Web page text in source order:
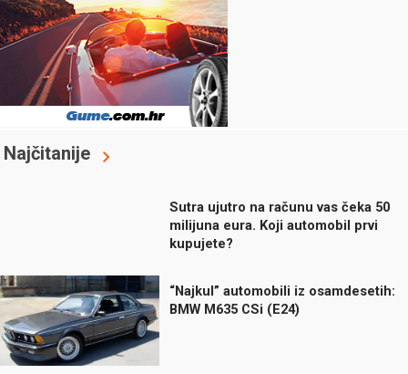
Najčitanije
Sutra ujutro na računu vas čeka 50
milijuna eura. Koji automobil prvi
kupujete?
“Najkul” automobili iz osamdesetih:
BMW M635 CSi (E24)